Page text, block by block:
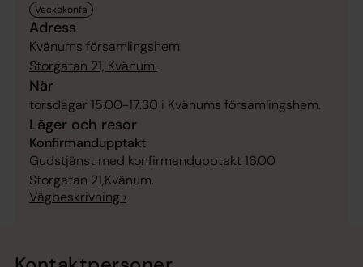
Adress
Kvänums församlingshem
Storgatan 21, Kvänum.
När
torsdagar 15.00-17.30 i Kvänums församlingshem.
Läger och resor
Konfirmandupptakt
Gudstjänst med konfirmandupptakt 16.00
Storgatan 21,Kvänum.
Vägbeskrivning ›